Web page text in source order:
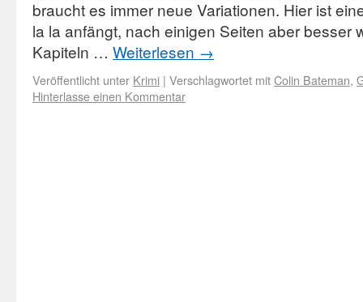
braucht es immer neue Variationen. Hier ist
la la anfängt, nach einigen Seiten aber besser
Kapiteln … Weiterlesen →
Veröffentlicht unter Krimi | Verschlagwortet mitColin Bateman,
Hinterlasse einen Kommentar